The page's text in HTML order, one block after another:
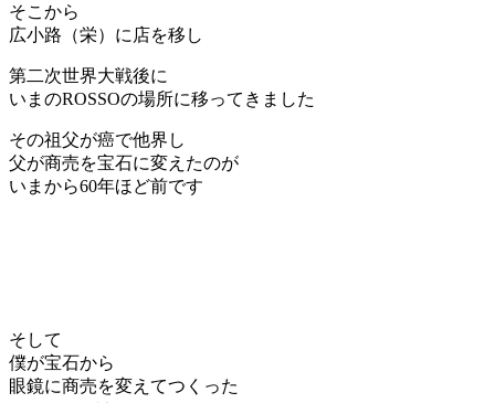
そこから
広小路（栄）に店を移し
第二次世界大戦後に
いまのROSSOの場所に移ってきました
その祖父が癌で他界し
父が商売を宝石に変えたのが
いまから60年ほど前です
そして
僕が宝石から
眼鏡に商売を変えてつくった